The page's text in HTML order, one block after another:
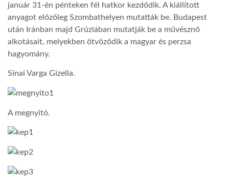
LATIMO.HU
GLOBOBOOK
január 31-én pénteken fél hatkor kezdődik. A kiállított
anyagot előzőleg Szombathelyen mutatták be. Budapest
után Iránban majd Grúziában mutatják be a művésznő
alkotásait, melyekben ötvöződik a magyar és perzsa
hagyomány.
Sinai Varga Gizella.
A megnyitó.